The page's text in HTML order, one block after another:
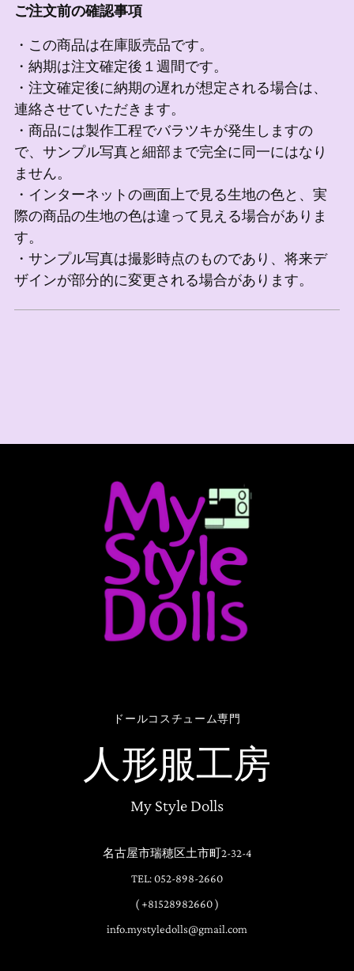
ご注文前の確認事項
・この商品は在庫販売品です。
・納期は注文確定後１週間です。
・注文確定後に納期の遅れが想定される場合は、
連絡させていただきます。
・商品には製作工程でバラツキが発生しますの
で、サンプル写真と細部まで完全に同一にはなり
ません。
・インターネットの画面上で見る生地の色と、実
際の商品の生地の色は違って見える場合がありま
す。
・サンプル写真は撮影時点のものであり、将来デ
ザインが部分的に変更される場合があります。
ドールコスチューム専門
人形服工房
My Style Dolls
名古屋市瑞穂区土市町2-32-4
TEL: 052-898-2660
( +81528982660 )
info.mystyledolls@gmail.com